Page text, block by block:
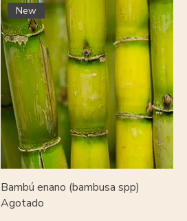
New
Bambú enano (bambusa spp)
Agotado